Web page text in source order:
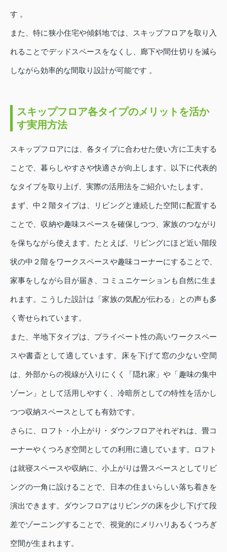
す 。
また、特に狭小住宅や傾斜地では、スキップフロアを取り入
れることでデッドスペースをなくし、廊下や間仕切りを減ら
しながら効率的な間取り設計が可能です 。
スキップフロア各タイプのメリットを活か
す実用方法
スキップフロアには、各タイプに合わせた使い方に工夫する
ことで、暮らしやすさや快適さが向上します。以下に代表的
なタイプを取り上げ、実際の活用法をご紹介いたします。
まず、中２階タイプは、リビングと連続した空間に配置する
ことで、収納や趣味スペースを確保しつつ、家族のつながり
を保ちながら使えます。たとえば、リビングにほど近い階段
状の中２階をワークスペースや趣味コーナーにすることで、
家事をしながら目が届き、コミュニケーションも自然に生ま
れます。こうした設計は「家族の気配が伝わる」との声も多
く寄せられています。
また、半地下タイプは、プライベート性の高いワークスペー
スや書斎として適しています。床を下げて窓の少ない空間
は、外部からの視線が入りにくく「隠れ家」や「趣味の集中
ゾーン」として活用しやすく、冷暗所としての特性を活かし
つつ収納スペースとしても有効です。
さらに、ロフト・小上がり・ダウンフロアそれぞれは、畳コ
ーナーやくつろぎ空間としての利用に適しています。ロフト
は就寝スペースや収納に、小上がりは畳スペースとしてリビ
ングの一角に設けることで、日本の住まいらしい落ち着きを
演出できます。ダウンフロアはリビングの床を少し下げて段
差でゾーニングすることで、視覚的にメリハリあるくつろぎ
空間が生まれます。